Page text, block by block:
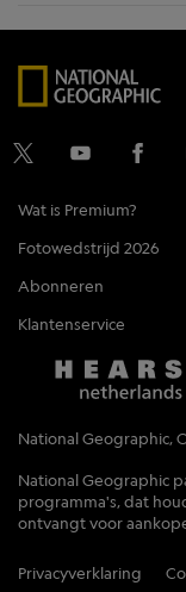
Wat is Premium?
Fotowedstrijd 2026
Abonneren
Klantenservice
National Geographic,
National Geographic
programma's, dat
ontvangt voor
Privacyverklaring